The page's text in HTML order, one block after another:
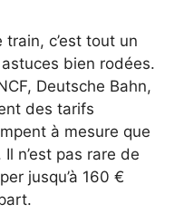
c’est tout un
bien rodées.
Deutsche Bahn,
des tarifs
à mesure que
n’est pas rare de
jusqu’à 160 €